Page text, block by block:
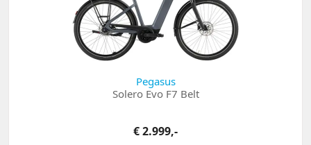
Pegasus
Solero Evo F7 Belt
€ 2.999,-